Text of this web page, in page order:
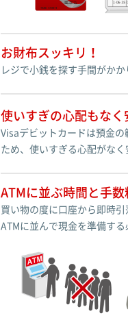
お財布スッキリ！
レジで小銭を探す手間がかか
使いすぎの心配もなく
Visaデビットカードは預金
ため、使いすぎる心配がなく
ATMに並ぶ時間と手
買い物の度に口座から即時引
ATMに並んで現金を準備する